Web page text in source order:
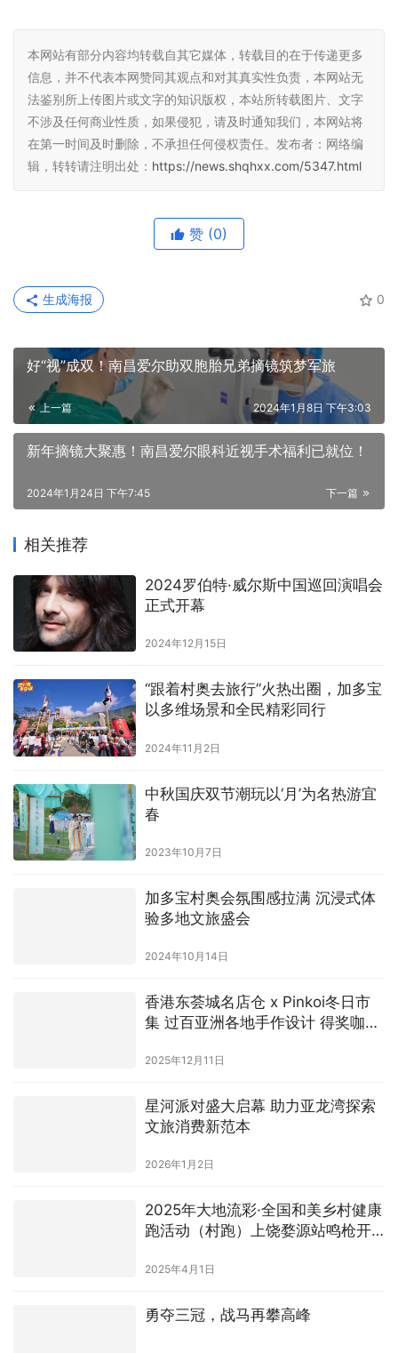
本网站有部分内容均转载自其它媒体，转载目的在于传递更多
信息，并不代表本网赞同其观点和对其真实性负责，本网站无
法鉴别所上传图片或文字的知识版权，本站所转载图片、文字
不涉及任何商业性质，如果侵犯，请及时通知我们，本网站将
在第一时间及时删除，不承担任何侵权责任。发布者：网络编
辑，转转请注明出处： https://news.shqhxx.com/5347.html
赞 (0)
0
生成海报
好“视”成双！南昌爱尔助双胞胎兄弟摘镜筑梦军旅
上一篇 2024年1月8日 下午3:03
新年摘镜大聚惠！南昌爱尔眼科近视手术福利已就位！
下一篇
2024年1月24日 下午7:45
相关推荐
2024罗伯特·威尔斯中国巡回演唱会
正式开幕
2024年12月15日
“跟着村奥去旅行”火热出圈，加多宝
以多维场景和全民精彩同行
2024年11月2日
中秋国庆双节潮玩以‘月’为名热游宜
春
2023年10月7日
加多宝村奥会氛围感拉满 沉浸式体
验多地文旅盛会
2024年10月14日
香港东荟城名店仓 x Pinkoi冬日市
集 过百亚洲各地手作设计 得奖咖啡
2025年12月11日
星河派对盛大启幕 助力亚龙湾探索
文旅消费新范本
2026年1月2日
2025年大地流彩·全国和美乡村健康
跑活动（村跑）上饶婺源站鸣枪开
2025年4月1日
勇夺三冠，战马再攀高峰